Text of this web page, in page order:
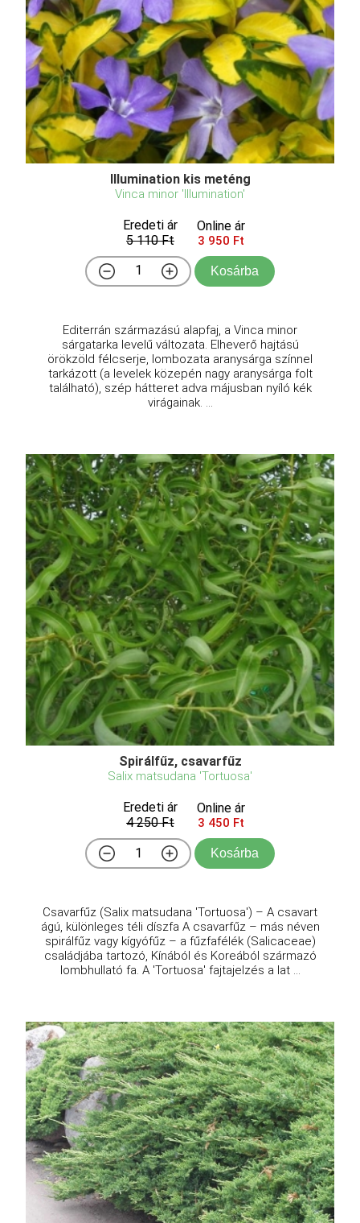
Illumination kis meténg
Vinca minor 'Illumination'
Eredeti ár
5 110 Ft
Online ár
3 950 Ft
Kosárba
Editerrán származású alapfaj, a Vinca minor
sárgatarka levelű változata. Elheverő hajtású
örökzöld félcserje, lombozata aranysárga színnel
tarkázott (a levelek közepén nagy aranysárga folt
található), szép hátteret adva májusban nyíló kék
virágainak. ...
Spirálfűz, csavarfűz
Salix matsudana 'Tortuosa'
Eredeti ár
4 250 Ft
Online ár
3 450 Ft
Kosárba
Csavarfűz (Salix matsudana 'Tortuosa') – A csavart
ágú, különleges téli díszfa A csavarfűz – más néven
spirálfűz vagy kígyófűz – a fűzfafélék (Salicaceae)
családjába tartozó, Kínából és Koreából származó
lombhullató fa. A 'Tortuosa' fajtajelzés a lat ...